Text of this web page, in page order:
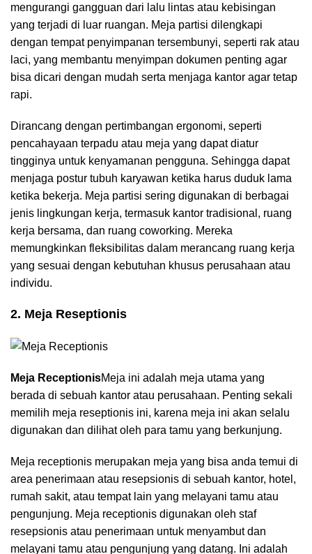
mengurangi gangguan dari lalu lintas atau kebisingan
yang terjadi di luar ruangan. Meja partisi dilengkapi
dengan tempat penyimpanan tersembunyi, seperti rak atau
laci, yang membantu menyimpan dokumen penting agar
bisa dicari dengan mudah serta menjaga kantor agar tetap
rapi.
Dirancang dengan pertimbangan ergonomi, seperti
pencahayaan terpadu atau meja yang dapat diatur
tingginya untuk kenyamanan pengguna. Sehingga dapat
menjaga postur tubuh karyawan ketika harus duduk lama
ketika bekerja. Meja partisi sering digunakan di berbagai
jenis lingkungan kerja, termasuk kantor tradisional, ruang
kerja bersama, dan ruang coworking. Mereka
memungkinkan fleksibilitas dalam merancang ruang kerja
yang sesuai dengan kebutuhan khusus perusahaan atau
individu.
2. Meja Reseptionis
Meja ReceptionisMeja ini adalah meja utama yang
berada di sebuah kantor atau perusahaan. Penting sekali
memilih meja reseptionis ini, karena meja ini akan selalu
digunakan dan dilihat oleh para tamu yang berkunjung.
Meja receptionis merupakan meja yang bisa anda temui di
area penerimaan atau resepsionis di sebuah kantor, hotel,
rumah sakit, atau tempat lain yang melayani tamu atau
pengunjung. Meja receptionis digunakan oleh staf
resepsionis atau penerimaan untuk menyambut dan
melayani tamu atau pengunjung yang datang. Ini adalah